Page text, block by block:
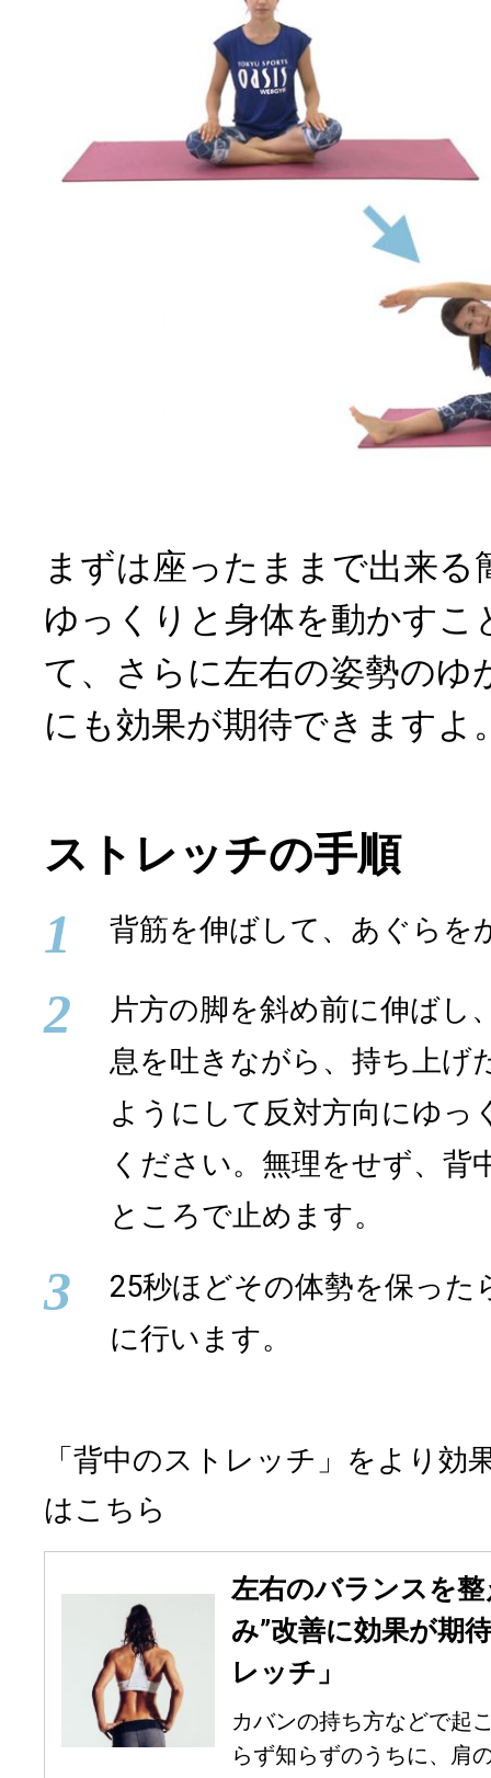
まずは座ったままで出来る
ゆっくりと身体を動かすこ
て、さらに左右の姿勢のゆ
にも効果が期待できますよ
ストレッチの手順
1 背筋を伸ばして、あぐらを
2
片方の脚を斜め前に伸ばし
息を吐きながら、持ち上げ
ようにして反対方向にゆっ
ください。無理をせず、背
ところで止めます。
3
25秒ほどその体勢を保った
に行います。
「背中のストレッチ」をより効
はこちら
左右のバランスを
み”改善に効果が期
レッチ」
カバンの持ち方などで起
らず知らずのうちに、肩